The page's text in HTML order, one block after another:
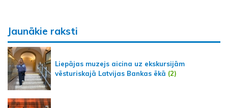
Jaunākie raksti
Liepājas muzejs aicina uz ekskursijām
vēsturiskajā Latvijas Bankas ēkā (2)